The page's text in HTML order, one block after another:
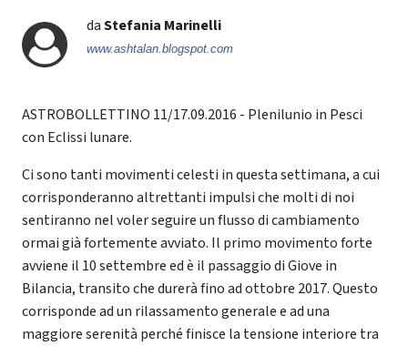
daStefania Marinelli
www.ashtalan.blogspot.com
ASTROBOLLETTINO 11/17.09.2016 - Plenilunio in Pesci
con Eclissi lunare.
Ci sono tanti movimenti celesti in questa settimana, a cui
corrisponderanno altrettanti impulsi che molti di noi
sentiranno nel voler seguire un flusso di cambiamento
ormai già fortemente avviato. Il primo movimento forte
avviene il 10 settembre ed è il passaggio di Giove in
Bilancia, transito che durerà fino ad ottobre 2017. Questo
corrisponde ad un rilassamento generale e ad una
maggiore serenità perché finisce la tensione interiore tra